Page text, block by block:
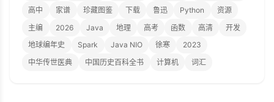
高中
家谱 珍藏图鉴 下载 鲁迅 Python
资源
主编
2026 Java 地理 高考 函数 高清
开发
地球编年史
Spark Java NIO 徐寒
2023
中华传世医典
中国历史百科全书 计算机 词汇